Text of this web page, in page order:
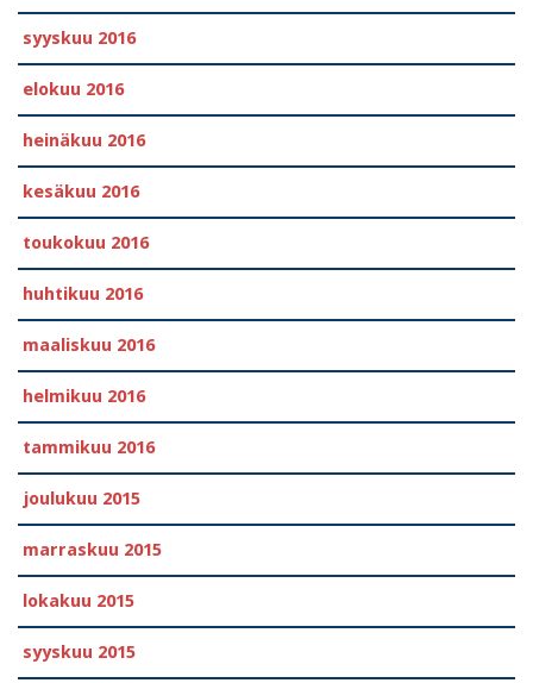
syyskuu 2016
elokuu 2016
heinäkuu 2016
kesäkuu 2016
toukokuu 2016
huhtikuu 2016
maaliskuu 2016
helmikuu 2016
tammikuu 2016
joulukuu 2015
marraskuu 2015
lokakuu 2015
syyskuu 2015